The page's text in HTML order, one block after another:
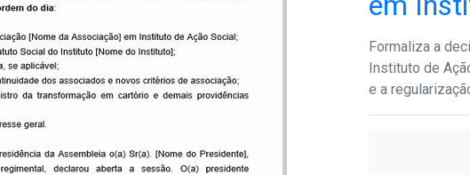
Formaliza a
Instituto de
e a